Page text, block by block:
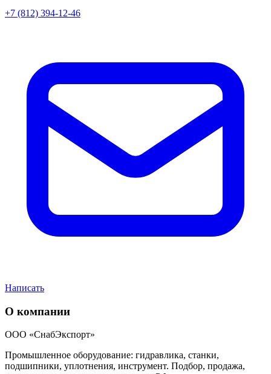
+7 (812) 394-12-46
Написать
О компании
ООО «СнабЭкспорт»
Промышленное оборудование: гидравлика, станки,
подшипники, уплотнения, инструмент. Подбор, продажа,